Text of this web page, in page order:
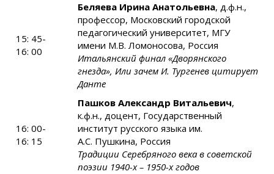
15: 45-
16: 00
Беляева Ирина Анатольевна, д.ф.н.,
профессор, Московский городской
педагогический университет, МГУ
имени М.В. Ломоносова, Россия
Итальянский финал «Дворянского
гнезда», Или зачем И. Тургенев цитирует
Данте
16: 00-
16: 15
Пашков Александр Витальевич,
к.ф.н., доцент, Государственный
институт русского языка им.
А.С. Пушкина, Россия
Традиции Серебряного века в советской
поэзии 1940-х – 1950-х годов